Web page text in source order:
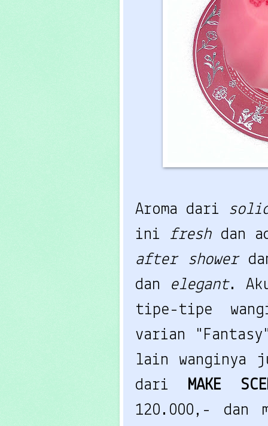
Aroma dari
ini fresh dan
after shower
dan
elegant.
tipe-tipe
varian
lain wanginya
dari MAKE
120.000,- dan